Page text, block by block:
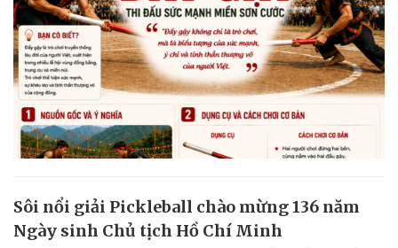
Sôi nổi giải Pickleball chào mừng 136 năm
Ngày sinh Chủ tịch Hồ Chí Minh